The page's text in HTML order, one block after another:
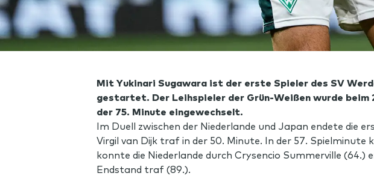
Mit Yukinari Sugawara ist der erste Spieler des SV
gestartet. Der Leihspieler der Grün-Weißen wurde beim
der 75. Minute eingewechselt.
Im Duell zwischen der Niederlande und Japan endete die
Virgil van Dijk traf in der 50. Minute. In der 57.
konnte die Niederlande durch Crysencio Summerville
Endstand traf (89.).